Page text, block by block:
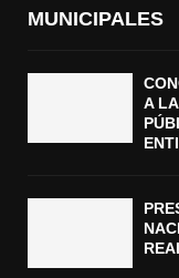
MUNICIPALES
A